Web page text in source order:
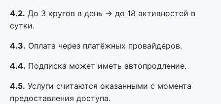
4.2. До 3 кругов в день → до 18 активностей в
сутки.
4.3. Оплата через платёжных провайдеров.
4.4. Подписка может иметь автопродление.
4.5. Услуги считаются оказанными с момента
предоставления доступа.